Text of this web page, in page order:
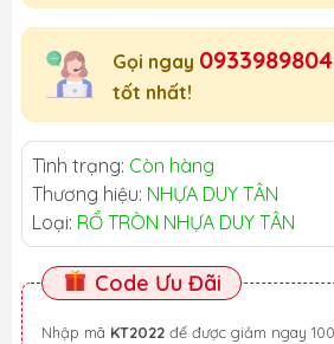
Gọi ngay 0933989804
tốt nhất!
Tình trạng: Còn hàng
Thương hiệu: NHỰA DUY TÂN
Loại: RỔ TRÒN NHỰA DUY TÂN
Code Ưu Đãi
Nhập mã KT2022